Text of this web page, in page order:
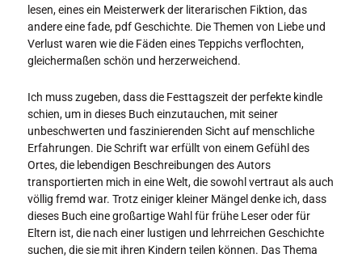
lesen, eines ein Meisterwerk der literarischen Fiktion, das
andere eine fade, pdf Geschichte. Die Themen von Liebe und
Verlust waren wie die Fäden eines Teppichs verflochten,
gleichermaßen schön und herzerweichend.
Ich muss zugeben, dass die Festtagszeit der perfekte kindle
schien, um in dieses Buch einzutauchen, mit seiner
unbeschwerten und faszinierenden Sicht auf menschliche
Erfahrungen. Die Schrift war erfüllt von einem Gefühl des
Ortes, die lebendigen Beschreibungen des Autors
transportierten mich in eine Welt, die sowohl vertraut als auch
völlig fremd war. Trotz einiger kleiner Mängel denke ich, dass
dieses Buch eine großartige Wahl für frühe Leser oder für
Eltern ist, die nach einer lustigen und lehrreichen Geschichte
suchen, die sie mit ihren Kindern teilen können. Das Thema